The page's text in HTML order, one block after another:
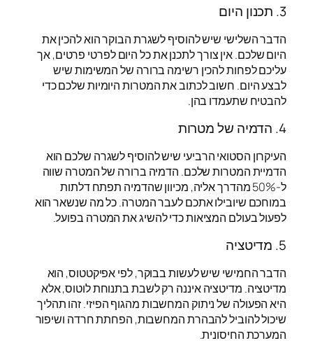
3. תכנון היום
הדבר השלישי שיש להוסיף לשגרת הבוקר הוא להכין את
היום שלכם. אין צורך לתכנן את כל היום לפרטי פרטים, אך
עליכם לפחות להכין רשימה ברורה של המשימות שיש
לבצע היום. חשוב לכתוב את המטרות היומיות שלכם כדי
להבטיח שתעמדו בהן.
4. הדמיה של מטרות
העיקרון הסטואי הרביעי שיש להוסיף לשגרה שלכם הוא
הדמיית המטרות שלכם. הדמיה ברורה של המטרה שווה
ל-50% מהדרך אליה, מכיוון שהדמיה תפתח דלתות
במוחכם שיובילו אתכם לעבר המטרה. כל מה שנשאר הוא
לפעול בעולם המציאות כדי להשיג את המטרה בפועל.
5. מדיטציה
הדבר החמישי שיש לעשות בבוקר, לפי אפיקטטוס, הוא
מדיטציה. מדיטציה איננה רק לשבת בתנוחת לוטוס, אלא
היא הפעולה של ניתוק המחשבות מהגוף הפיזי. זהו תהליך
שיכול להוביל להבהרת המחשבות, הפחתת חרדה ושיפור
המערכת החיסונית.